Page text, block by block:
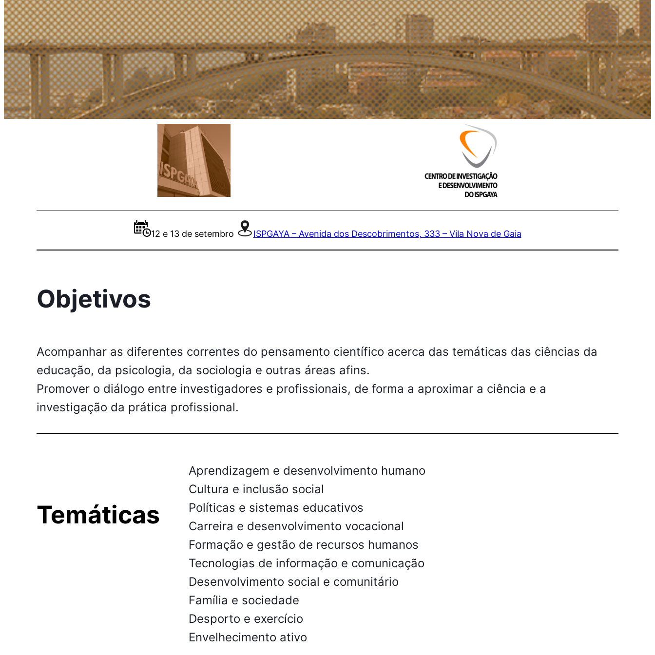
12 e 13 de setembro ISPGAYA – Avenida dos Descobrimentos, 333 – Vila Nova de Gaia
Objetivos
Acompanhar as diferentes correntes do pensamento científico acerca das temáticas das ciências da
educação, da psicologia, da sociologia e outras áreas afins.
Promover o diálogo entre investigadores e profissionais, de forma a aproximar a ciência e a
investigação da prática profissional.
Temáticas
Aprendizagem e desenvolvimento humano
Cultura e inclusão social
Políticas e sistemas educativos
Carreira e desenvolvimento vocacional
Formação e gestão de recursos humanos
Tecnologias de informação e comunicação
Desenvolvimento social e comunitário
Família e sociedade
Desporto e exercício
Envelhecimento ativo